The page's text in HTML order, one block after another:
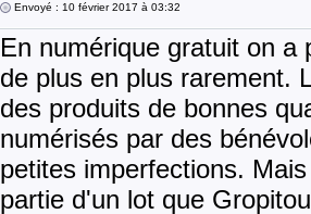
Envoyé : 10 février 2017 à 03:32
En numérique gratuit on a
de plus en plus rarement.
des produits de bonnes
numérisés par des
petites imperfections.
partie d'un lot que